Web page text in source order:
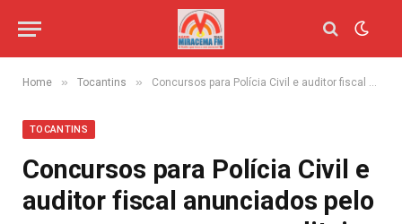
Home » Tocantins » Concursos para Polícia Civil e auditor fiscal anunciados pelo governo seguem sem editais publicados
TOCANTINS
Concursos para Polícia Civil e
auditor fiscal anunciados pelo